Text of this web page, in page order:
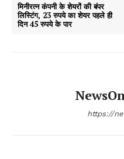
मिनीरत्न कंपनी के शेयरों की बंपर
लिस्टिंग, 23 रुपये का शेयर पहले ही
दिन 45 रुपये के पार
https://